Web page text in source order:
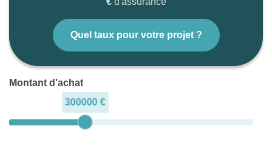
Quel taux pour votre projet ?
Montant d'achat
300000 €